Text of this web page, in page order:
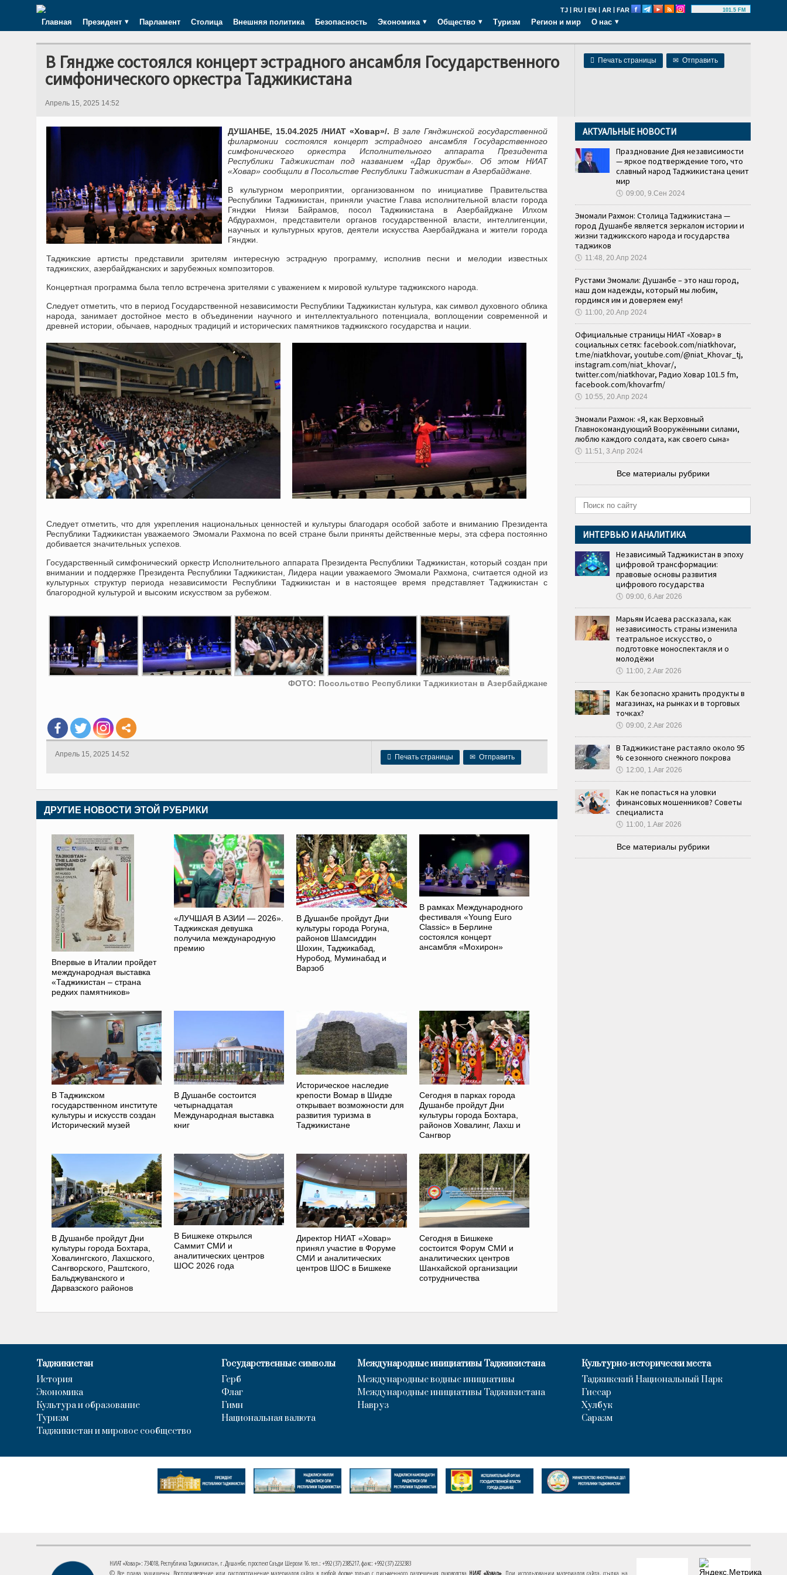
TJ | RU | EN | AR | FAR 101.5 FM
Главная Президент Парламент Столица Внешняя политика Безопасность Экономика Общество Туризм Регион и мир О нас
 Печать страницы ✉ Отправить
В Гяндже состоялся концерт эстрадного ансамбля Государственного
симфонического оркестра Таджикистана
Апрель 15, 2025 14:52
ДУШАНБЕ, 15.04.2025 /НИАТ «Ховар»/. В зале Гянджинской государственной
филармонии состоялся концерт эстрадного ансамбля Государственного
симфонического оркестра Исполнительного аппарата Президента
Республики Таджикистан под названием «Дар дружбы». Об этом НИАТ
«Ховар» сообщили в Посольстве Республики Таджикистан в Азербайджане.
В культурном мероприятии, организованном по инициативе Правительства
Республики Таджикистан, приняли участие Глава исполнительной власти города
Гянджи Ниязи Байрамов, посол Таджикистана в Азербайджане Илхом
Абдурахмон, представители органов государственной власти, интеллигенции,
научных и культурных кругов, деятели искусства Азербайджана и жители города
Гянджи.
Таджикские артисты представили зрителям интересную эстрадную программу, исполнив песни и мелодии известных
таджикских, азербайджанских и зарубежных композиторов.
Концертная программа была тепло встречена зрителями с уважением к мировой культуре таджикского народа.
Следует отметить, что в период Государственной независимости Республики Таджикистан культура, как символ духовного облика
народа, занимает достойное место в объединении научного и интеллектуального потенциала, воплощении современной и
древней истории, обычаев, народных традиций и исторических памятников таджикского государства и нации.
Следует отметить, что для укрепления национальных ценностей и культуры благодаря особой заботе и вниманию Президента
Республики Таджикистан уважаемого Эмомали Рахмона по всей стране были приняты действенные меры, эта сфера постоянно
добивается значительных успехов.
Государственный симфонический оркестр Исполнительного аппарата Президента Республики Таджикистан, который создан при
внимании и поддержке Президента Республики Таджикистан, Лидера нации уважаемого Эмомали Рахмона, считается одной из
культурных структур периода независимости Республики Таджикистан и в настоящее время представляет Таджикистан с
благородной культурой и высоким искусством за рубежом.
ФОТО: Посольство Республики Таджикистан в Азербайджане
 Печать страницы ✉ Отправить
Апрель 15, 2025 14:52
ДРУГИЕ НОВОСТИ ЭТОЙ РУБРИКИ
Впервые в Италии пройдет
международная выставка
«Таджикистан – страна
редких памятников»
«ЛУЧШАЯ В АЗИИ — 2026».
Таджикская девушка
получила международную
премию
В Душанбе пройдут Дни
культуры города Рогуна,
районов Шамсиддин
Шохин, Таджикабад,
Нуробод, Муминабад и
Варзоб
В рамках Международного
фестиваля «Young Euro
Classic» в Берлине
состоялся концерт
ансамбля «Мохирон»
В Таджикском
государственном институте
культуры и искусств создан
Исторический музей
В Душанбе состоится
четырнадцатая
Международная выставка
книг
Историческое наследие
крепости Вомар в Шидзе
открывает возможности для
развития туризма в
Таджикистане
Сегодня в парках города
Душанбе пройдут Дни
культуры города Бохтара,
районов Ховалинг, Лахш и
Сангвор
В Душанбе пройдут Дни
культуры города Бохтара,
Ховалингского, Лахшского,
Сангворского, Раштского,
Бальджуванского и
Дарвазского районов
В Бишкеке открылся
Саммит СМИ и
аналитических центров
ШОС 2026 года
Директор НИАТ «Ховар»
принял участие в Форуме
СМИ и аналитических
центров ШОС в Бишкеке
Сегодня в Бишкеке
состоится Форум СМИ и
аналитических центров
Шанхайской организации
сотрудничества
АКТУАЛЬНЫЕ НОВОСТИ
Празднование Дня независимости
— яркое подтверждение того, что
славный народ Таджикистана ценит
мир
🕔 09:00, 9.Сен 2024
Эмомали Рахмон: Столица Таджикистана —
город Душанбе является зеркалом истории и
жизни таджикского народа и государства
таджиков
🕔 11:48, 20.Апр 2024
Рустами Эмомали: Душанбе – это наш город,
наш дом надежды, который мы любим,
гордимся им и доверяем ему!
🕔 11:00, 20.Апр 2024
Официальные страницы НИАТ «Ховар» в
социальных сетях: facebook.com/niatkhovar,
t.me/niatkhovar, youtube.com/@niat_Khovar_tj,
instagram.com/niat_khovar/,
twitter.com/niatkhovar, Радио Ховар 101.5 fm,
facebook.com/khovarfm/
🕔 10:55, 20.Апр 2024
Эмомали Рахмон: «Я, как Верховный
Главнокомандующий Вооружёнными силами,
люблю каждого солдата, как своего сына»
🕔 11:51, 3.Апр 2024
Все материалы рубрики
ИНТЕРВЬЮ И АНАЛИТИКА
Независимый Таджикистан в эпоху
цифровой трансформации:
правовые основы развития
цифрового государства
🕔 09:00, 6.Авг 2026
Марьям Исаева рассказала, как
независимость страны изменила
театральное искусство, о
подготовке моноспектакля и о
молодёжи
🕔 11:00, 2.Авг 2026
Как безопасно хранить продукты в
магазинах, на рынках и в торговых
точках?
🕔 09:00, 2.Авг 2026
В Таджикистане растаяло около 95
% сезонного снежного покрова
🕔 12:00, 1.Авг 2026
Как не попасться на уловки
финансовых мошенников? Советы
специалиста
🕔 11:00, 1.Авг 2026
Все материалы рубрики
Таджикистан
История
Экономика
Культура и образование
Туризм
Таджикистан и мировое сообщество
Государственные символы
Герб
Флаг
Гимн
Национальная валюта
Международные инициативы Таджикистана
Международные водные инициативы
Международные инициативы Таджикистана
Навруз
Культурно-исторически места
Таджикский Национальный Парк
Гиссар
Хулбук
Саразм
НИАТ «Ховар»: 734018, Республика Таджикистан, г. Душанбе, проспект Саъди Шерози 16. тел.: +992 (37) 2385217, факс: +992 (37) 2232383
© Все права защищены. Воспроизведение или распространение материалов сайта в любой форме только с письменного разрешения руководства НИАТ «Ховар» . При использовании материалов сайта, ссылка на